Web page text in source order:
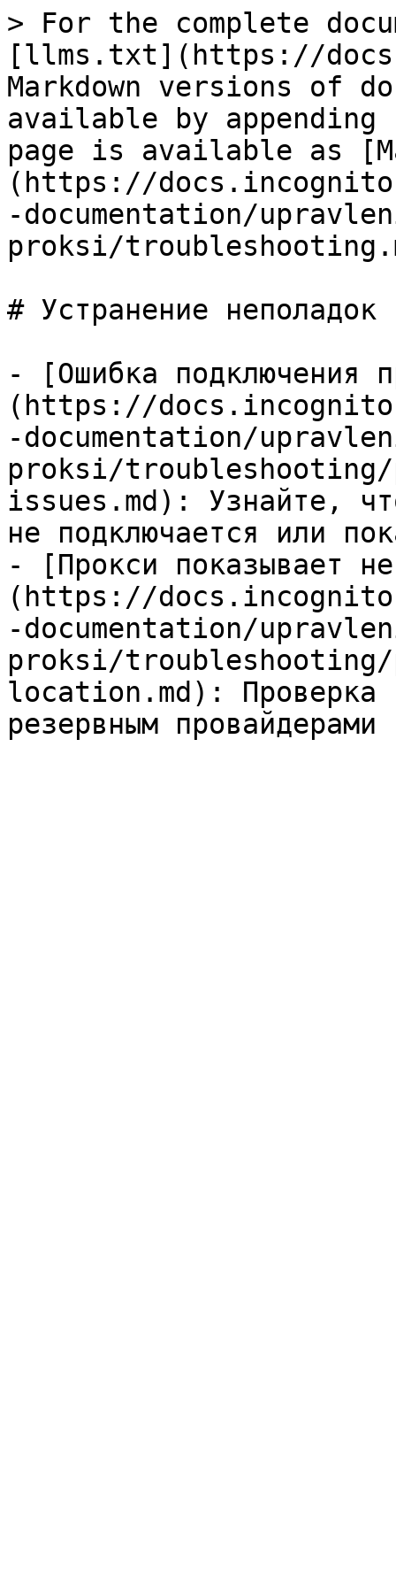
> For the complete
[llms.txt](https://
Markdown versions of
available by
page is available as
(https://
-documentation/
proksi/
# Устранение неполадок
- [Ошибка подключения
(https://
-documentation/
proksi/
issues.md): Узнайте,
не подключается или
- [Прокси показывает
(https://
-documentation/
proksi/troubleshooting/
location.md): Проверка